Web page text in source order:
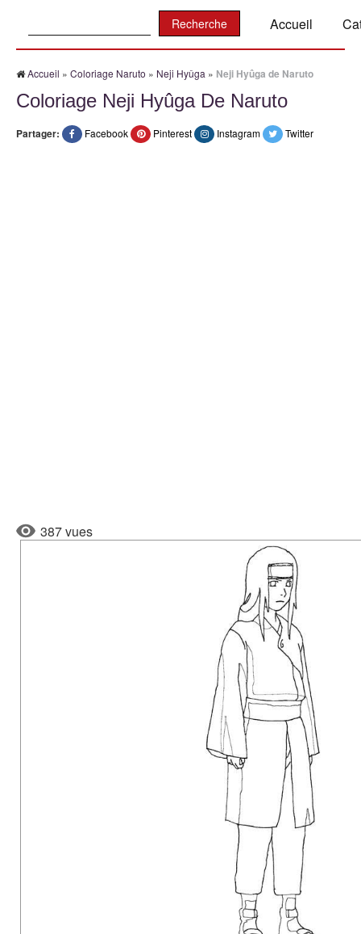
Accueil
Accueil » Coloriage Naruto » Neji Hyûga » Neji Hyûga de Naruto
Coloriage Neji Hyûga De Naruto
Partager: Facebook Pinterest Instagram Twitter
387 vues